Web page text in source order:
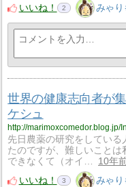
いいね！
2 みゃり
世界の健康志向者が
ケシュ
http://marimoxcomedor.blog.jp/
先日農薬の研究をしている
たのですが、難しいことは
できなくて（オイ…
10年
いいね！
3 みゃり